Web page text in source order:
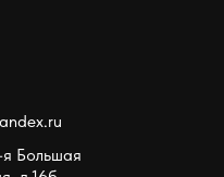
я Большая